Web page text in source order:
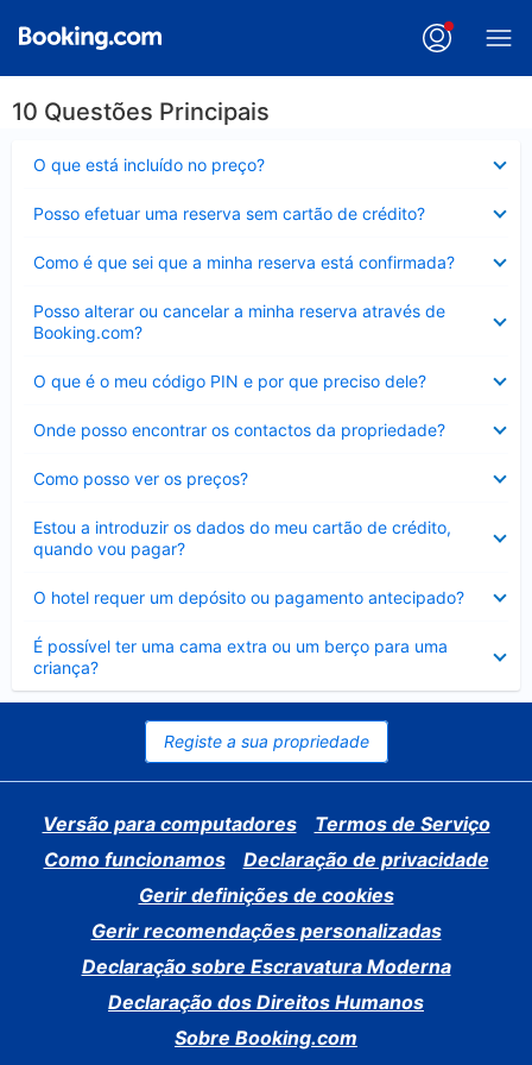
10 Questões Principais
O que está incluído no preço?
fechado
Posso efetuar uma reserva sem cartão de crédito?
fechado
Como é que sei que a minha reserva está confirmada?
fechado
Posso alterar ou cancelar a minha reserva através de
Booking.com?
fechado
O que é o meu código PIN e por que preciso dele?
fechado
Onde posso encontrar os contactos da propriedade?
fechado
Como posso ver os preços?
fechado
Estou a introduzir os dados do meu cartão de crédito,
quando vou pagar?
fechado
O hotel requer um depósito ou pagamento antecipado?
fechado
É possível ter uma cama extra ou um berço para uma
criança?
Elemento
fechado
Registe a sua propriedade
Versão para computadores
Termos de Serviço
Como funcionamos
Declaração de privacidade
Gerir definições de cookies
Gerir recomendações personalizadas
Declaração sobre Escravatura Moderna
Declaração dos Direitos Humanos
Sobre Booking.com